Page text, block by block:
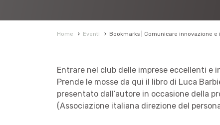
Home › Eventi › Bookmarks | Comunicare innovazione
Entrare nel club delle imprese eccellenti e
Prende le mosse da qui il libro di Luca
presentato dall’autore in occasione della
(Associazione italiana direzione del